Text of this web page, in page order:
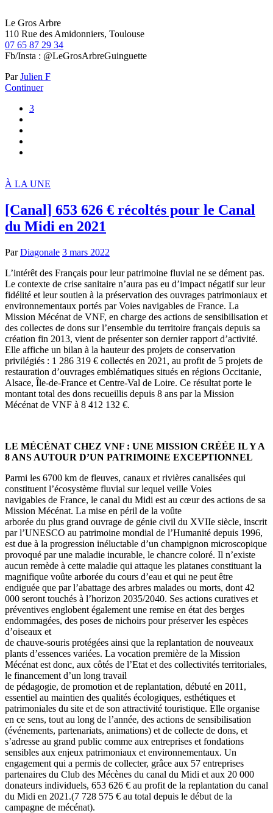
Le Gros Arbre
110 Rue des Amidonniers, Toulouse
07 65 87 29 34
Fb/Insta : @LeGrosArbreGuinguette
ParJulien F
Continuer
3
À LA UNE
[Canal] 653 626 € récoltés pour le Canal
du Midi en 2021
Par Diagonale 3 mars 2022
L’intérêt des Français pour leur patrimoine fluvial ne se dément pas.
Le contexte de crise sanitaire n’aura pas eu d’impact négatif sur leur
fidélité et leur soutien à la préservation des ouvrages patrimoniaux et
environnementaux portés par Voies navigables de France. La
Mission Mécénat de VNF, en charge des actions de sensibilisation et
des collectes de dons sur l’ensemble du territoire français depuis sa
création fin 2013, vient de présenter son dernier rapport d’activité.
Elle affiche un bilan à la hauteur des projets de conservation
privilégiés : 1 286 319 € collectés en 2021, au profit de 5 projets de
restauration d’ouvrages emblématiques situés en régions Occitanie,
Alsace, Île-de-France et Centre-Val de Loire. Ce résultat porte le
montant total des dons recueillis depuis 8 ans par la Mission
Mécénat de VNF à 8 412 132 €.
LE MÉCÉNAT CHEZ VNF : UNE MISSION CRÉÉE IL Y A
8 ANS AUTOUR D’UN PATRIMOINE EXCEPTIONNEL
Parmi les 6700 km de fleuves, canaux et rivières canalisées qui
constituent l’écosystème fluvial sur lequel veille Voies
navigables de France, le canal du Midi est au cœur des actions de sa
Mission Mécénat. La mise en péril de la voûte
arborée du plus grand ouvrage de génie civil du XVIIe siècle, inscrit
par l’UNESCO au patrimoine mondial de l’Humanité depuis 1996,
est due à la progression inéluctable d’un champignon microscopique
provoqué par une maladie incurable, le chancre coloré. Il n’existe
aucun remède à cette maladie qui attaque les platanes constituant la
magnifique voûte arborée du cours d’eau et qui ne peut être
endiguée que par l’abattage des arbres malades ou morts, dont 42
000 seront touchés à l’horizon 2035/2040. Ses actions curatives et
préventives englobent également une remise en état des berges
endommagées, des poses de nichoirs pour préserver les espèces
d’oiseaux et
de chauve-souris protégées ainsi que la replantation de nouveaux
plants d’essences variées. La vocation première de la Mission
Mécénat est donc, aux côtés de l’Etat et des collectivités territoriales,
le financement d’un long travail
de pédagogie, de promotion et de replantation, débuté en 2011,
essentiel au maintien des qualités écologiques, esthétiques et
patrimoniales du site et de son attractivité touristique. Elle organise
en ce sens, tout au long de l’année, des actions de sensibilisation
(événements, partenariats, animations) et de collecte de dons, et
s’adresse au grand public comme aux entreprises et fondations
sensibles aux enjeux patrimoniaux et environnementaux. Un
engagement qui a permis de collecter, grâce aux 57 entreprises
partenaires du Club des Mécènes du canal du Midi et aux 20 000
donateurs individuels, 653 626 € au profit de la replantation du canal
du Midi en 2021.(7 728 575 € au total depuis le début de la
campagne de mécénat).